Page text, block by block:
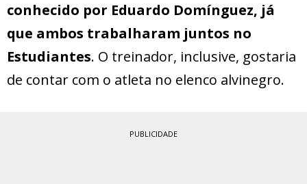
conhecido por Eduardo Domínguez, já
que ambos trabalharam juntos no
Estudiantes. O treinador, inclusive, gostaria
de contar com o atleta no elenco alvinegro.
PUBLICIDADE